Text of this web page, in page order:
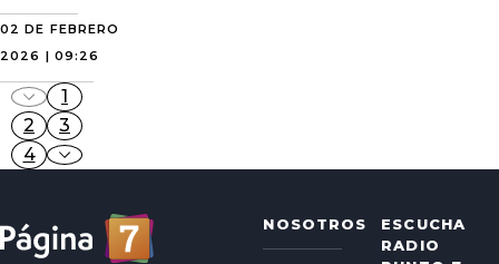
02 DE FEBRERO
2026 | 09:26
1
2
3
4
NOSOTROS
ESCUCHA
RADIO